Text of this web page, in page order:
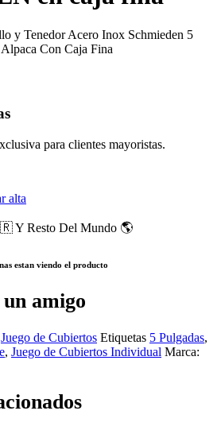
y Tenedor Acero Inox Schmieden 5
Con Caja Fina
para clientes mayoristas.
alta
Y Resto Del Mundo 🌎
estan viendo el producto
amigo
Juego de Cubiertos Etiquetas 5 Pulgadas,
, Juego de Cubiertos Individual Marca: